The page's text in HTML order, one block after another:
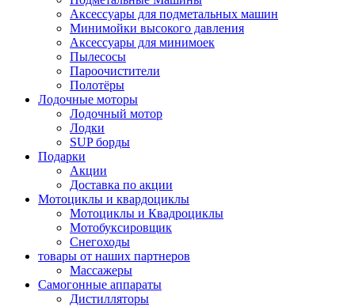
Аксессуары для подметальных машин
Минимойки высокого давления
Аксессуары для минимоек
Пылесосы
Пароочистители
Полотёры
Лодочные моторы
Лодочный мотор
Лодки
SUP борды
Подарки
Акции
Доставка по акции
Мотоциклы и квардоциклы
Мотоциклы и Квадроциклы
Мотобуксировщик
Снегоходы
товары от наших партнеров
Массажеры
Самогонные аппараты
Дистилляторы